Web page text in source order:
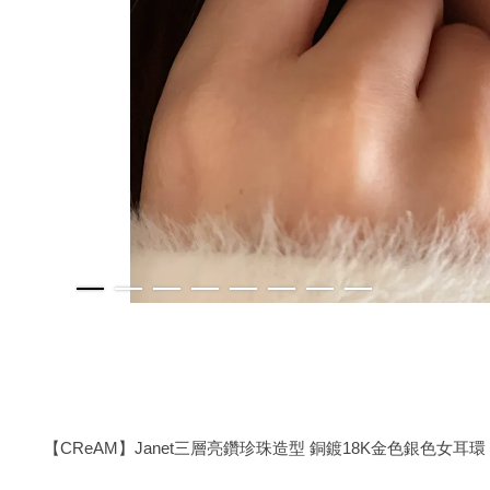
【CReAM】Janet三層亮鑽珍珠造型 銅鍍18K金色銀色女耳環